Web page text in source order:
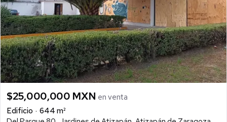
$25,000,000 MXN en venta
Edificio
644 m²